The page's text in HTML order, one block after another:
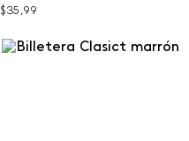
AGREGAR AL CARRITO
$35 99